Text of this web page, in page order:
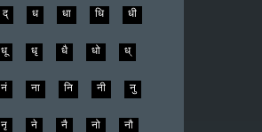
द् ध धा धि धी
धू धृ धै धो ध्
नं ना नि नी नु
नृ ने नै नो नौ